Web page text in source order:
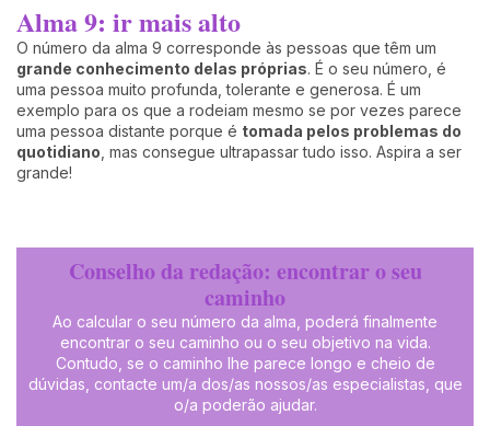
Alma 9: ir mais alto
O número da alma 9 corresponde às pessoas que têm um
grande conhecimento delas próprias. É o seu número, é
uma pessoa muito profunda, tolerante e generosa. É um
exemplo para os que a rodeiam mesmo se por vezes parece
uma pessoa distante porque é tomada pelos problemas do
quotidiano , mas consegue ultrapassar tudo isso. Aspira a ser
grande!
Conselho da redação: encontrar o seu
caminho
Ao calcular o seu número da alma, poderá finalmente
encontrar o seu caminho ou o seu objetivo na vida.
Contudo, se o caminho lhe parece longo e cheio de
dúvidas, contacte um/a dos/as nossos/as especialistas, que
o/a poderão ajudar.